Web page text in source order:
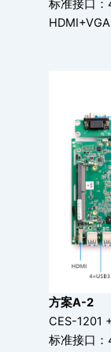
标准接口
方案A-2
CES-1201
标准接口